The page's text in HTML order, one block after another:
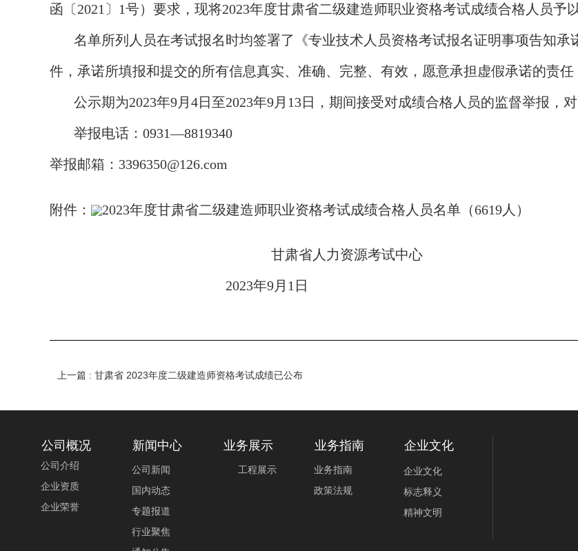
函〔2021〕1号）要求，现将2023年度甘肃省二级建造师职业资格考试成绩合格人员予
名单所列人员在考试报名时均签署了《专业技术人员资格考试报名证明事项告知承
件，承诺所填报和提交的所有信息真实、准确、完整、有效，愿意承担虚假承诺的责任
公示期为2023年9月4日至2023年9月13日，期间接受对成绩合格人员的监督举报，
举报电话：0931—8819340
举报邮箱：3396350@126.com
附件： 2023年度甘肃省二级建造师职业资格考试成绩合格人员名单（6619人）
甘肃省人力资源考试中心
2023年9月1日
上一篇 : 甘肃省 2023年度二级建造师资格考试成绩已公布
公司概况
公司介绍
企业资质
企业荣誉
新闻中心
公司新闻
国内动态
专题报道
行业聚焦
业务展示
工程展示
业务指南
业务指南
政策法规
企业文化
企业文化
标志释义
精神文明